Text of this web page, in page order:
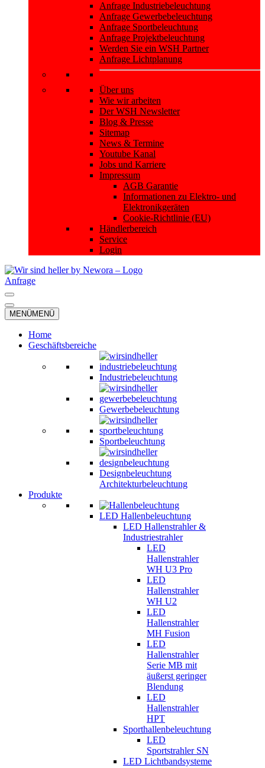
Anfrage Industriebeleuchtung
Anfrage Gewerbebeleuchtung
Anfrage Sportbeleuchtung
Anfrage Projektbeleuchtung
Werden Sie ein WSH Partner
Anfrage Lichtplanung
Über uns
Wie wir arbeiten
Der WSH Newsletter
Blog & Presse
Sitemap
News & Termine
Youtube Kanal
Jobs und Karriere
Impressum
AGB Garantie
Informationen zu Elektro- und
Elektronikgeräten
Cookie-Richtlinie (EU)
Händlerbereich
Service
Login
Anfrage
Navigationsmenü
Navigationsmenü
MENÜMENÜ
Home
Geschäftsbereiche
Industriebeleuchtung
Gewerbebeleuchtung
Sportbeleuchtung
Designbeleuchtung
Architekturbeleuchtung
Produkte
LED Hallenbeleuchtung
LED Hallenstrahler &
Industriestrahler
LED
Hallenstrahler
WH U3 Pro
LED
Hallenstrahler
WH U2
LED
Hallenstrahler
MH Fusion
LED
Hallenstrahler
Serie MB mit
äußerst geringer
Blendung
LED
Hallenstrahler
HPT
Sporthallenbeleuchtung
LED
Sportstrahler SN
LED Lichtbandsysteme